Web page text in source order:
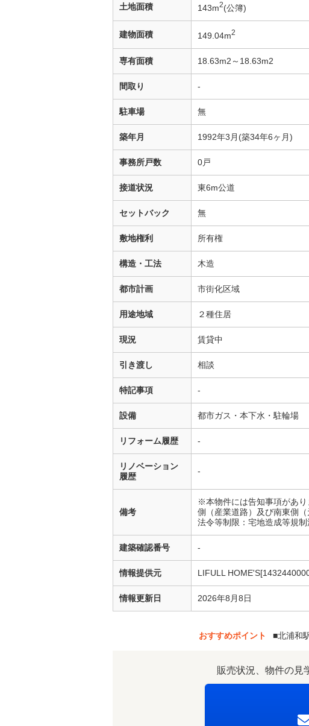
土地面積 143m2(公簿)
建物面積 149.04m2
専有面積 18.63m2～18.63m2
間取り -
駐車場 無
築年月 1992年3月(築34年6ヶ月)
事務所戸数 0戸
接道状況 東6m公道
セットバック 無
敷地権利 所有権
構造・工法 木造
都市計画 市街化区域
用途地域 ２種住居
現況 賃貸中
引き渡し 相談
特記事項 -
設備 都市ガス・本下水・駐輪場
リフォーム履歴 -
リノベーション
履歴
-
備考
※本物件には告知事項があ
側（産業道路）及び南東側
法令等制限：宅地造成等規
建築確認番号 -
情報提供元 LIFULL
情報更新日 2026年8月8日
おすすめポイント ■北浦和
販売状況、物件の見